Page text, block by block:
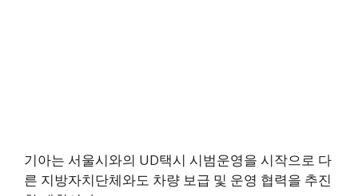
기아는 서울시와의 UD택시 시범운영을 시작으로 다
른 지방자치단체와도 차량 보급 및 운영 협력을 추진